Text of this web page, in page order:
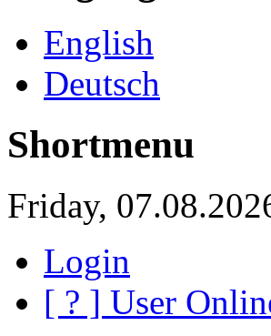
English
Deutsch
Shortmenu
Friday,
Login
[ ? ] User